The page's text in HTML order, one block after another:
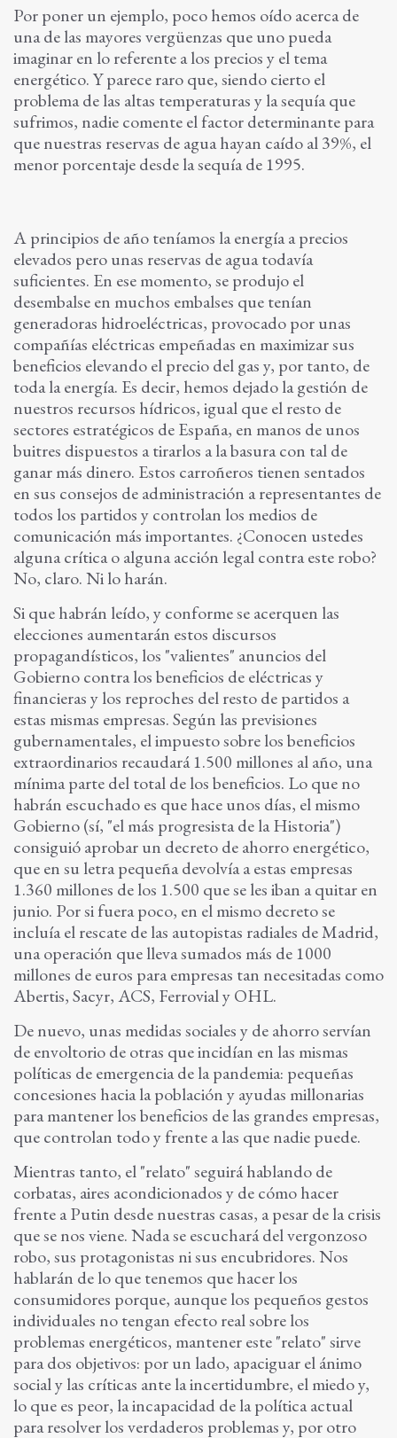
Por poner un ejemplo, poco hemos oído acerca de
una de las mayores vergüenzas que uno pueda
imaginar en lo referente a los precios y el tema
energético. Y parece raro que, siendo cierto el
problema de las altas temperaturas y la sequía que
sufrimos, nadie comente el factor determinante para
que nuestras reservas de agua hayan caído al 39%, el
menor porcentaje desde la sequía de 1995.
A principios de año teníamos la energía a precios
elevados pero unas reservas de agua todavía
suficientes. En ese momento, se produjo el
desembalse en muchos embalses que tenían
generadoras hidroeléctricas, provocado por unas
compañías eléctricas empeñadas en maximizar sus
beneficios elevando el precio del gas y, por tanto, de
toda la energía. Es decir, hemos dejado la gestión de
nuestros recursos hídricos, igual que el resto de
sectores estratégicos de España, en manos de unos
buitres dispuestos a tirarlos a la basura con tal de
ganar más dinero. Estos carroñeros tienen sentados
en sus consejos de administración a representantes de
todos los partidos y controlan los medios de
comunicación más importantes. ¿Conocen ustedes
alguna crítica o alguna acción legal contra este robo?
No, claro. Ni lo harán.
Si que habrán leído, y conforme se acerquen las
elecciones aumentarán estos discursos
propagandísticos, los "valientes" anuncios del
Gobierno contra los beneficios de eléctricas y
financieras y los reproches del resto de partidos a
estas mismas empresas. Según las previsiones
gubernamentales, el impuesto sobre los beneficios
extraordinarios recaudará 1.500 millones al año, una
mínima parte del total de los beneficios. Lo que no
habrán escuchado es que hace unos días, el mismo
Gobierno (sí, "el más progresista de la Historia")
consiguió aprobar un decreto de ahorro energético,
que en su letra pequeña devolvía a estas empresas
1.360 millones de los 1.500 que se les iban a quitar en
junio. Por si fuera poco, en el mismo decreto se
incluía el rescate de las autopistas radiales de Madrid,
una operación que lleva sumados más de 1000
millones de euros para empresas tan necesitadas como
Abertis, Sacyr, ACS, Ferrovial y OHL.
De nuevo, unas medidas sociales y de ahorro servían
de envoltorio de otras que incidían en las mismas
políticas de emergencia de la pandemia: pequeñas
concesiones hacia la población y ayudas millonarias
para mantener los beneficios de las grandes empresas,
que controlan todo y frente a las que nadie puede.
Mientras tanto, el "relato" seguirá hablando de
corbatas, aires acondicionados y de cómo hacer
frente a Putin desde nuestras casas, a pesar de la crisis
que se nos viene. Nada se escuchará del vergonzoso
robo, sus protagonistas ni sus encubridores. Nos
hablarán de lo que tenemos que hacer los
consumidores porque, aunque los pequeños gestos
individuales no tengan efecto real sobre los
problemas energéticos, mantener este "relato" sirve
para dos objetivos: por un lado, apaciguar el ánimo
social y las críticas ante la incertidumbre, el miedo y,
lo que es peor, la incapacidad de la política actual
para resolver los verdaderos problemas y, por otro